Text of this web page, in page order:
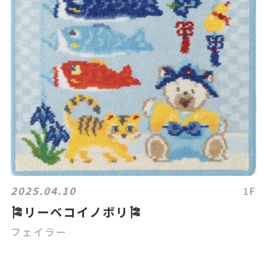
2025.04.10 1F
🎏リーベコイノボリ🎏
フェイラー